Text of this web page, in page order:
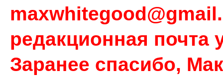
редакционная почта
Заранее спасибо,